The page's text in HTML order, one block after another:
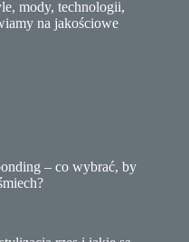
mody, technologii,
na jakościowe
– co wybrać, by